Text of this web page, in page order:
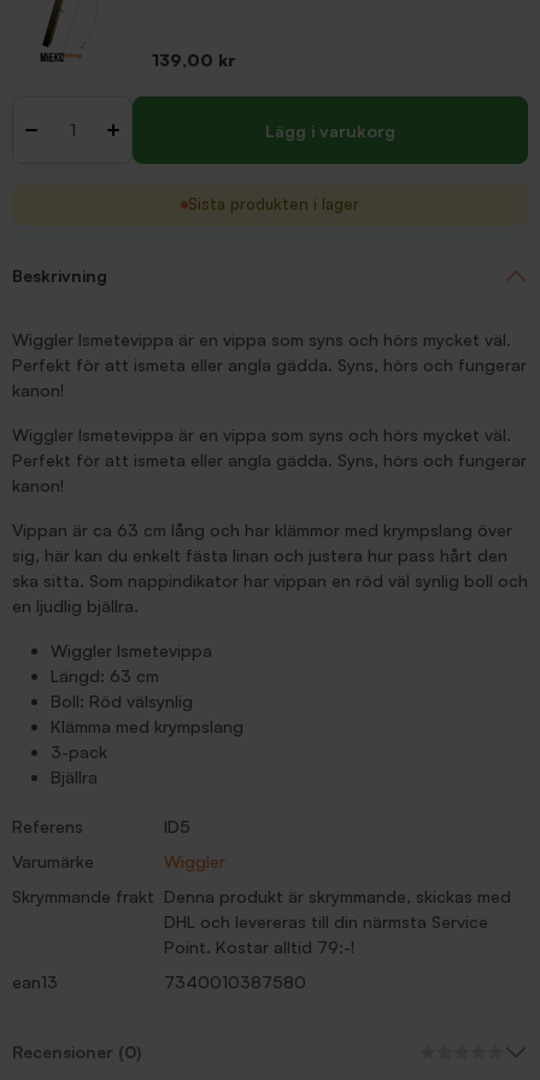
Pris
139,00 kr
- + Lägg i varukorg
Sista produkten i lager
Beskrivning
Wiggler Ismetevippa är en vippa som syns och hörs mycket väl.
Perfekt för att ismeta eller angla gädda. Syns, hörs och fungerar
kanon!
Wiggler Ismetevippa är en vippa som syns och hörs mycket väl.
Perfekt för att ismeta eller angla gädda. Syns, hörs och fungerar
kanon!
Vippan är ca 63 cm lång och har klämmor med krympslang över
sig, här kan du enkelt fästa linan och justera hur pass hårt den
ska sitta. Som nappindikator har vippan en röd väl synlig boll och
en ljudlig bjällra.
Wiggler Ismetevippa
Längd: 63 cm
Boll: Röd välsynlig
Klämma med krympslang
3-pack
Bjällra
Referens
ID5
Varumärke
Wiggler
Skrymmande frakt Denna produkt är skrymmande, skickas med
DHL och levereras till din närmsta Service
Point. Kostar alltid 79:-!
ean13
7340010387580
Recensioner (0)